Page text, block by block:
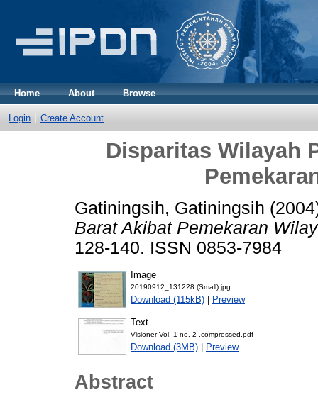
Home About Browse
Login Create Account
Disparitas Wilayah
Gatiningsih, Gatiningsih
Barat Akibat Pemekaran
128-140. ISSN 0853-7984
Image
20190912_131228 (Small).jpg
Download (115kB) | Preview
Text
Visioner Vol. 1 no. 2 .compressed.pdf
Download (3MB) | Preview
Abstract